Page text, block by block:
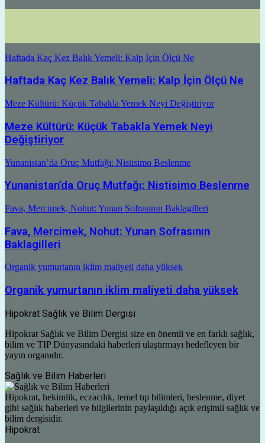
Haftada Kaç Kez Balık Yemeli: Kalp İçin Ölçü Ne
Haftada Kaç Kez Balık Yemeli: Kalp İçin Ölçü Ne
Meze Kültürü: Küçük Tabakla Yemek Neyi Değiştiriyor
Meze Kültürü: Küçük Tabakla Yemek Neyi
Değiştiriyor
Yunanistan’da Oruç Mutfağı: Nistisimo Beslenme
Yunanistan’da Oruç Mutfağı: Nistisimo Beslenme
Fava, Mercimek, Nohut: Yunan Sofrasının Baklagilleri
Fava, Mercimek, Nohut: Yunan Sofrasının
Baklagilleri
Organik yumurtanın iklim maliyeti daha yüksek
Organik yumurtanın iklim maliyeti daha yüksek
Hipokrat Sağlık ve Bilim Dergisi
Hipokrat Sağlık ve Bilim Dergisi size en önemli ve en farklı sağlık,
bilim ve TIP Dünyasındaki haberleri ulaştırmayı hedefleyen bir
yayın organıdır.
Sağlık ve Bilim Haberleri
Hipokrat, hekimlik, eczacılık, temel tıp bilimleri, beslenme, diyet
gibi sağlık haberleri ve bilgilerinin paylaşıldığı açık erişimli sağlık ve
bilim dergisidir.
Hipokrat